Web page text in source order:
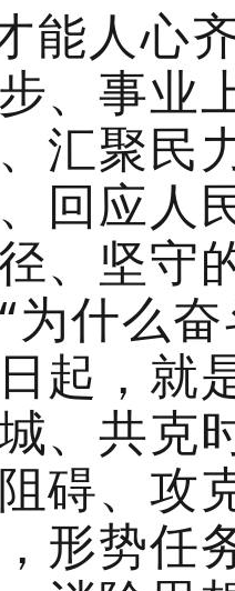
能人心
、事业
汇聚民
回应人
、坚守
为什么
起，就
、共克
碍、攻
形势任